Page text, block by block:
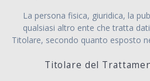
La persona fisica, giuridica, la
qualsiasi altro ente che tratta
Titolare, secondo quanto esposto
Titolare del